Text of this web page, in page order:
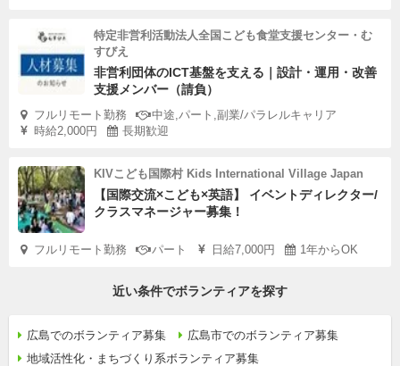
特定非営利活動法人全国こども食堂支援センター・む
すびえ
非営利団体のICT基盤を支える｜設計・運用・改善
支援メンバー（請負）
フルリモート勤務
中途,パート,副業/パラレルキャリア
時給2,000円
長期歓迎
KIVこども国際村 Kids International Village Japan
【国際交流×こども×英語】 イベントディレクター/
クラスマネージャー募集！
フルリモート勤務 パート 日給7,000円 1年からOK
近い条件でボランティアを探す
広島でのボランティア募集
広島市でのボランティア募集
地域活性化・まちづくり系ボランティア募集